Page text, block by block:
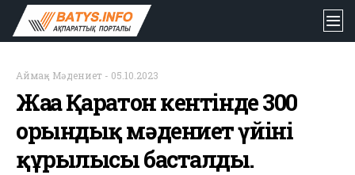
Аймақ- Мәдениет - 05.10.2023
Жаңа Қаратон кентінде 300
орындық мәдениет үйінің
құрылысы басталды.